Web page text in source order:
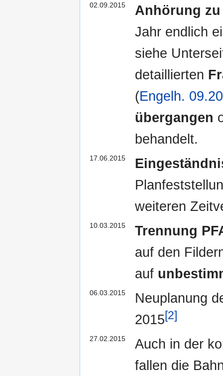
02.09.2015
Anhörung zu
Jahr endlich
siehe
detaillierten
(Engelh.
übergangen
behandelt.
17.06.2015
weiteren
10.03.2015
Trennung
auf den
auf
06.03.2015
Neuplanung
2015[2]
27.02.2015
Auch in der
fallen die